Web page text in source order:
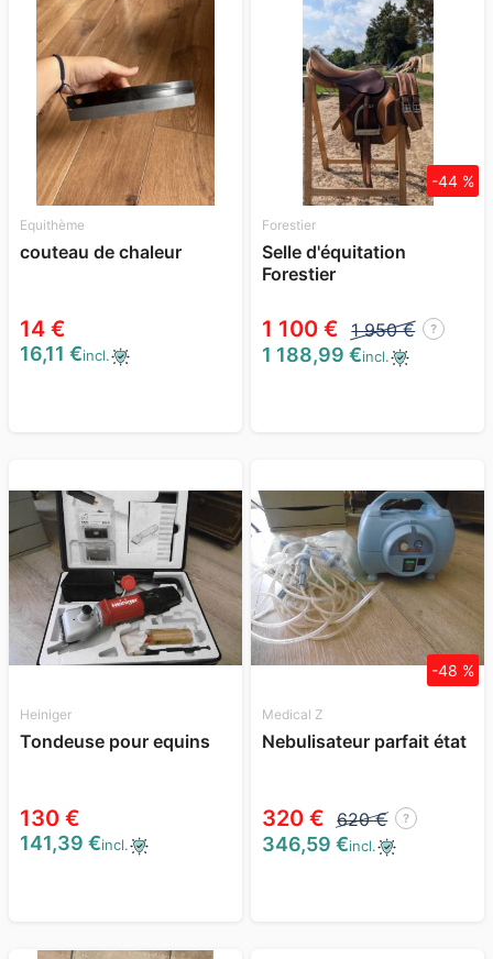
Equithème
couteau de chaleur
14 €
16,11 €incl.
Forestier
Selle d'équitation
Forestier
1 100 € 1 950 € ?
-44 %
1 188,99 €incl.
Heiniger
Tondeuse pour equins
130 €
141,39 €incl.
Medical Z
Nebulisateur parfait état
320 € 620 € ?
-48 %
346,59 €incl.